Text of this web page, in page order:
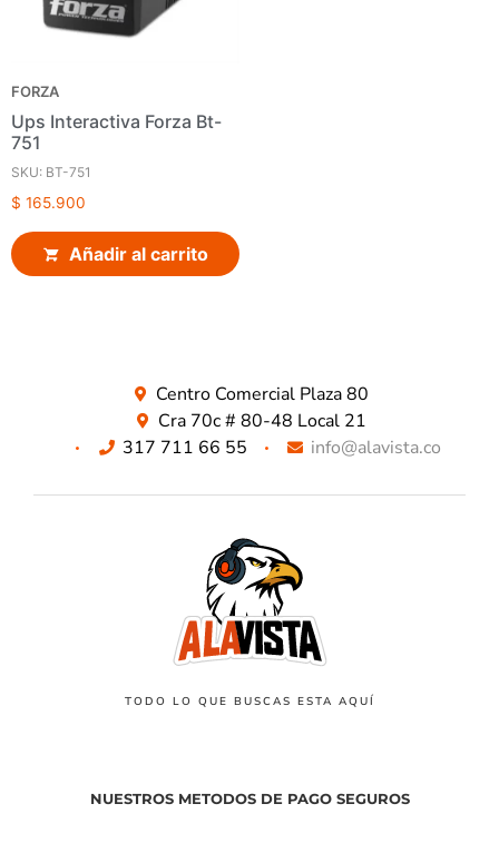
FORZA
Ups Interactiva Forza Bt-
751
SKU: BT-751
$ 165.900
Añadir al carrito
Centro Comercial Plaza 80
Cra 70c # 80-48 Local 21
317 711 66 55
info@alavista.co
TODO LO QUE BUSCAS ESTA AQUÍ
NUESTROS METODOS DE PAGO SEGUROS